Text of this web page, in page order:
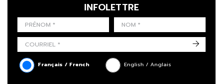
PRÉNOM
LAST NAME
INFOLETTRE
LANGUE
Français / French English / Anglais
->